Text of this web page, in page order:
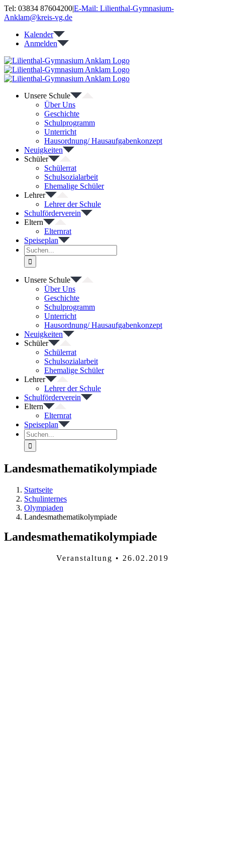
Zum
Inhalt
Tel: 03834 87604200|E-Mail: Lilienthal-Gymnasium-
Anklam@kreis-vg.de
Kalender
Anmelden
Unsere Schule
Über Uns
Geschichte
Schulprogramm
Unterricht
Hausordnung/ Hausaufgabenkonzept
Neuigkeiten
Schüler
Schülerrat
Schulsozialarbeit
Ehemalige Schüler
Lehrer
Lehrer der Schule
Schulförderverein
Eltern
Elternrat
Speiseplan
Suche
nach:
Unsere Schule
Über Uns
Geschichte
Schulprogramm
Unterricht
Hausordnung/ Hausaufgabenkonzept
Neuigkeiten
Schüler
Schülerrat
Schulsozialarbeit
Ehemalige Schüler
Lehrer
Lehrer der Schule
Schulförderverein
Eltern
Elternrat
Speiseplan
Suche
nach:
Landesmathematikolympiade
Startseite
Schulinternes
Olympiaden
Landesmathematikolympiade
Landesmathematikolympiade
Veranstaltung • 26.02.2019